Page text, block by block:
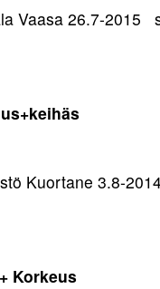
Vaasa 26.7-2015
Kuortane 3.8-
Korkeus